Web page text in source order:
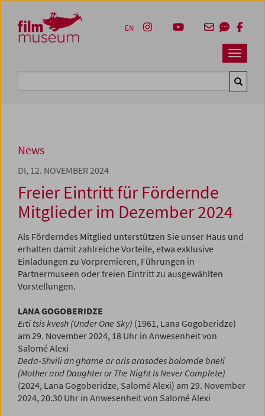
Zum Inhalt
Zum Hauptmenü
Zur Servicenavigation
Zum Suche
Navbar
EN
News
DI, 12. NOVEMBER 2024
Freier Eintritt für Fördernde
Mitglieder im Dezember 2024
Als Förderndes Mitglied unterstützen Sie unser Haus und
erhalten damit zahlreiche Vorteile, etwa exklusive
Einladungen zu Vorpremieren, Führungen in
Partnermuseen oder freien Eintritt zu ausgewählten
Vorstellungen.
LANA GOGOBERIDZE
Erti tsis kvesh (Under One Sky) (1961, Lana Gogoberidze)
am 29. November 2024, 18 Uhr in Anwesenheit von
Salomé Alexi
Deda-Shvili an ghame ar aris arasodes bolomde bneli
(Mother and Daughter or The Night Is Never Complete)
(2024, Lana Gogoberidze, Salomé Alexi) am 29. November
2024, 20.30 Uhr in Anwesenheit von Salomé Alexi